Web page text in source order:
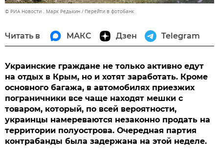
© РИА Новости . Марк Редькин Перейти в фотобанк
Читать в МАКС Дзен Telegram
Украинские граждане не только активно едут
на отдых в Крым, но и хотят заработать. Кроме
основного багажа, в автомобилях приезжих
пограничники все чаще находят мешки с
товаром, который, по всей вероятности,
украинцы намереваются незаконно продать на
территории полуострова. Очередная партия
контрабанды была задержана на этой неделе.